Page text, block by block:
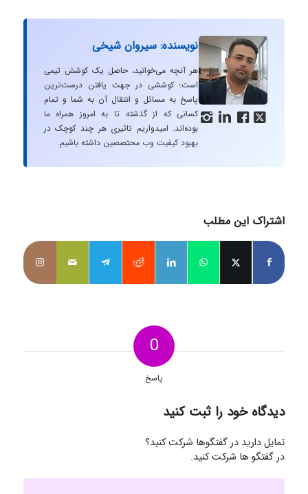
   
نویسنده: سیروان شیخی
هر آنچه می‌خوانید، حاصل یک کوشش تیمی
است؛ کوششی در جهت یافتن درست‌ترین
پاسخ به مسائل و انتقال آن به شما و تمام
کسانی که از گذشته تا به امروز همراه ما
بوده‌اند. امیدواریم تاثیری هر چند کوچک در
بهبود کیفیت وب محتصصین داشته باشیم.
اشتراک این مطلب
0
پاسخ
دیدگاه خود را ثبت کنید
تمایل دارید در گفتگوها شرکت کنید؟
در گفتگو ها شرکت کنید.